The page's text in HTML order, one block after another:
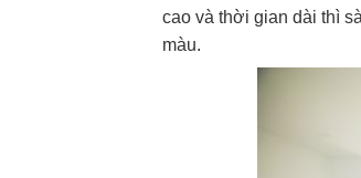
cao và thời gian dài thì
màu.